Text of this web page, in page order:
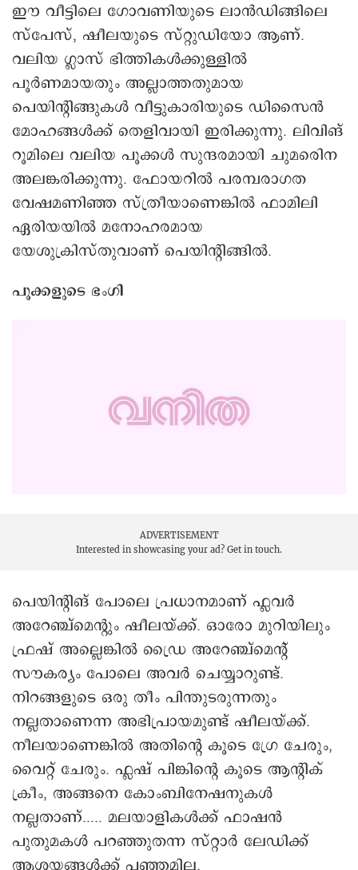
ഇൗ വീട്ടിലെ ഗോവണിയുടെ ലാൻഡിങ്ങിലെ
സ്പേസ്, ഷീലയുടെ സ്റ്റുഡിയോ ആണ്.
വലിയ ഗ്ലാസ് ഭിത്തികൾക്കുള്ളിൽ
പൂർണമായതും അല്ലാത്തതുമായ
പെയിന്റിങ്ങുകൾ വീട്ടുകാരിയുടെ ഡിസൈൻ
മോഹങ്ങൾക്ക് തെളിവായി ഇരിക്കുന്നു. ലിവിങ്
റൂമിലെ വലിയ പൂക്കൾ സുന്ദരമായി ചുമരിെന
അലങ്കരിക്കുന്നു. ഫോയറിൽ പരമ്പരാഗത
വേഷമണിഞ്ഞ സ്ത്രീയാണെങ്കിൽ ഫാമിലി
ഏരിയയിൽ മനോഹരമായ
യേശുക്രിസ്തുവാണ് പെയിന്റിങ്ങിൽ.
പൂക്കളുടെ ഭംഗി
ADVERTISEMENT
Interested in showcasing your ad? Get in touch.
പെയിന്റിങ് പോലെ പ്രധാനമാണ് ഫ്ലവർ
അറേഞ്ച്െമന്റും ഷീലയ്ക്ക്. ഒാരോ മുറിയിലും
ഫ്രഷ് അല്ലെങ്കിൽ ഡ്രൈ അറേഞ്ച്മെന്റ്
സൗകര്യം പോലെ അവർ ചെയ്യാറുണ്ട്.
നിറങ്ങളുടെ ഒരു തീം പിന്തുടരുന്നതും